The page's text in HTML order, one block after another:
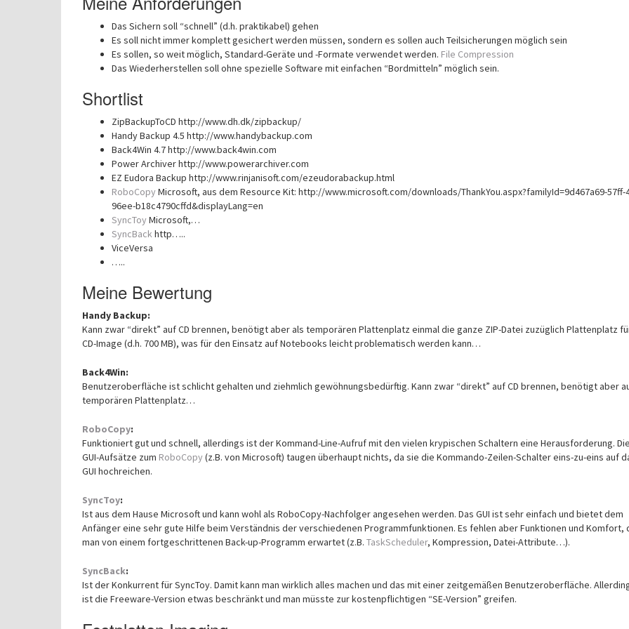
Das Sichern soll “schnell” (d.h. praktikabel) gehen
Es soll nicht immer komplett gesichert werden müssen, sondern es sollen auch Teilsicherungen möglich sein
Es sollen, so weit möglich, Standard-Geräte und -Formate verwendet werden. File Compression
Das Wiederherstellen soll ohne spezielle Software mit einfachen “Bordmitteln” möglich sein.
Shortlist
ZipBackupToCD http://www.dh.dk/zipbackup/
Handy Backup 4.5 http://www.handybackup.com
Back4Win 4.7 http://www.back4win.com
Power Archiver http://www.powerarchiver.com
EZ Eudora Backup http://www.rinjanisoft.com/ezeudorabackup.html
RoboCopy Microsoft, aus dem Resource Kit: http://www.microsoft.com/downloads/ThankYou.aspx?familyId=9d467a69-57ff-
96ee-b18c4790cffd&displayLang=en
SyncToy Microsoft,…
SyncBackhttp…..
ViceVersa
…..
Meine Bewertung
Handy Backup:
Kann zwar “direkt” auf CD brennen, benötigt aber als temporären Plattenplatz einmal die ganze ZIP-Datei zuzüglich Plattenplatz
CD-Image (d.h. 700 MB), was für den Einsatz auf Notebooks leicht problematisch werden kann…
Back4Win:
Benutzeroberfläche ist schlicht gehalten und ziehmlich gewöhnungsbedürftig. Kann zwar “direkt” auf CD brennen, benötigt aber
temporären Plattenplatz…
RoboCopy:
Funktioniert gut und schnell, allerdings ist der Kommand-Line-Aufruf mit den vielen krypischen Schaltern eine Herausforderung. Die
GUI-Aufsätze zum RoboCopy (z.B. von Microsoft) taugen überhaupt nichts, da sie die Kommando-Zeilen-Schalter eins-zu-eins auf
GUI hochreichen.
SyncToy:
Ist aus dem Hause Microsoft und kann wohl als RoboCopy-Nachfolger angesehen werden. Das GUI ist sehr einfach und bietet dem
Anfänger eine sehr gute Hilfe beim Verständnis der verschiedenen Programmfunktionen. Es fehlen aber Funktionen und Komfort,
man von einem fortgeschrittenen Back-up-Programm erwartet (z.B. TaskScheduler, Kompression, Datei-Attribute…).
SyncBack:
Ist der Konkurrent für SyncToy. Damit kann man wirklich alles machen und das mit einer zeitgemäßen Benutzeroberfläche.
ist die Freeware-Version etwas beschränkt und man müsste zur kostenpflichtigen “SE-Version” greifen.